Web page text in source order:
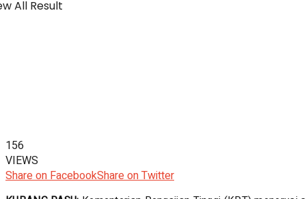
All Result
156
VIEWS
Share on FacebookShare on Twitter